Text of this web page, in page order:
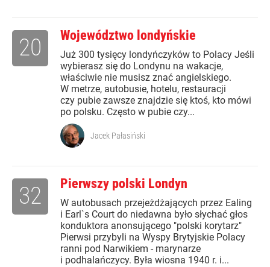
Województwo londyńskie
Już 300 tysięcy londyńczyków to Polacy Jeśli
wybierasz się do Londynu na wakacje,
właściwie nie musisz znać angielskiego.
W metrze, autobusie, hotelu, restauracji
czy pubie zawsze znajdzie się ktoś, kto mówi
po polsku. Często w pubie czy...
20
Jacek Pałasiński
Pierwszy polski Londyn
W autobusach przejeżdżających przez Ealing
i Earl`s Court do niedawna było słychać głos
konduktora anonsującego "polski korytarz"
Pierwsi przybyli na Wyspy Brytyjskie Polacy
ranni pod Narwikiem - marynarze
i podhalańczycy. Była wiosna 1940 r. i...
32